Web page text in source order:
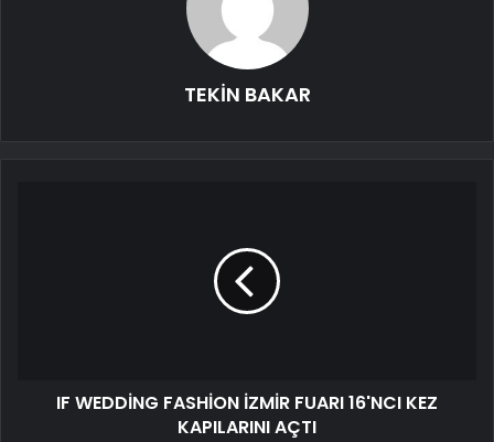
TEKİN BAKAR
IF WEDDİNG FASHİON İZMİR FUARI 16'NCI KEZ
KAPILARINI AÇTI